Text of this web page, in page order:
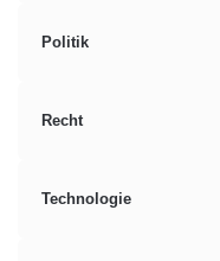
Politik
Recht
Technologie